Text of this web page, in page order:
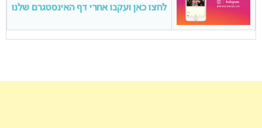
לחצו כאן ועקבו אחרי דף האינסטגרם שלנו